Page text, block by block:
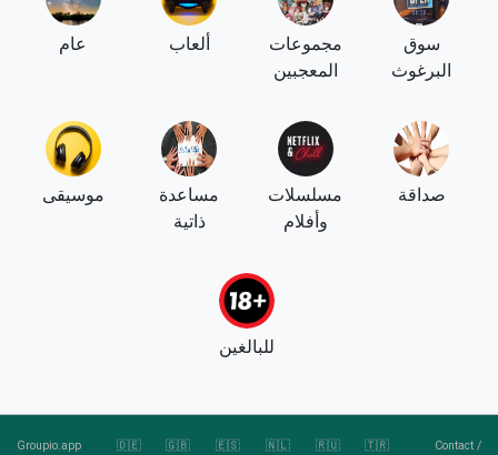
عام ألعاب
مجموعات
المعجبين
سوق
البرغوث
موسيقى
مساعدة
ذاتية
مسلسلات
وأفلام
صداقة
للبالغين
Groupio.app 🇩🇪 🇬🇧 🇪🇸 🇳🇱 🇷🇺 🇹🇷 Contact/